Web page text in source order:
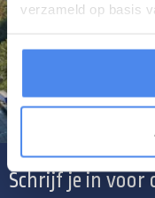
verzameld op basis
Schrijf je in voor